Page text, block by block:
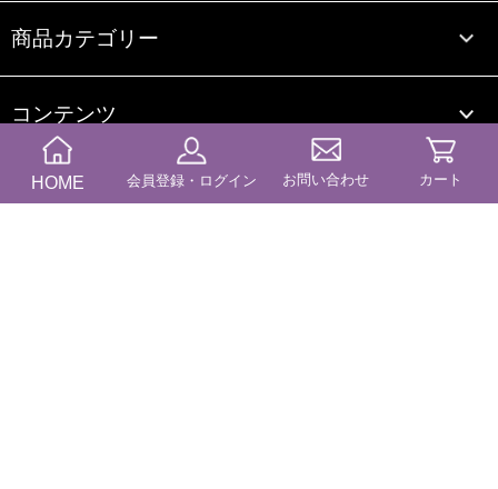
商品カテゴリー
コンテンツ
ブログ
HOME 会員登録・ログイン お問い合わせ カート